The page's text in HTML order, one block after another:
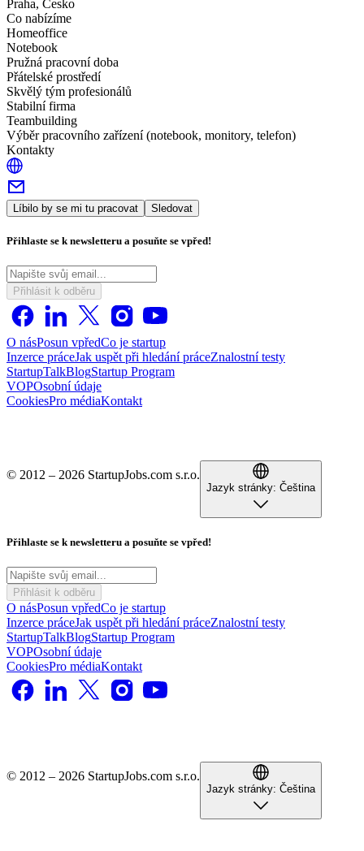
Praha, Česko
Co nabízíme
Homeoffice
Notebook
Pružná pracovní doba
Přátelské prostředí
Skvělý tým profesionálů
Stabilní firma
Teambuilding
Výběr pracovního zařízení (notebook, monitory, telefon)
Kontakty
Líbilo by se mi tu pracovat Sledovat
Přihlaste se k newsletteru a posuňte se vpřed!
Přihlásit k odběru
O násPosun vpředCo je startup
Inzerce práceJak uspět při hledání práceZnalostní testy
StartupTalkBlogStartup Program
VOPOsobní údaje
CookiesPro médiaKontakt
© 2012 – 2026 StartupJobs.com s.r.o.
Jazyk stránky: Čeština
Přihlaste se k newsletteru a posuňte se vpřed!
Přihlásit k odběru
O násPosun vpředCo je startup
Inzerce práceJak uspět při hledání práceZnalostní testy
StartupTalkBlogStartup Program
VOPOsobní údaje
CookiesPro médiaKontakt
© 2012 – 2026 StartupJobs.com s.r.o.
Jazyk stránky: Čeština